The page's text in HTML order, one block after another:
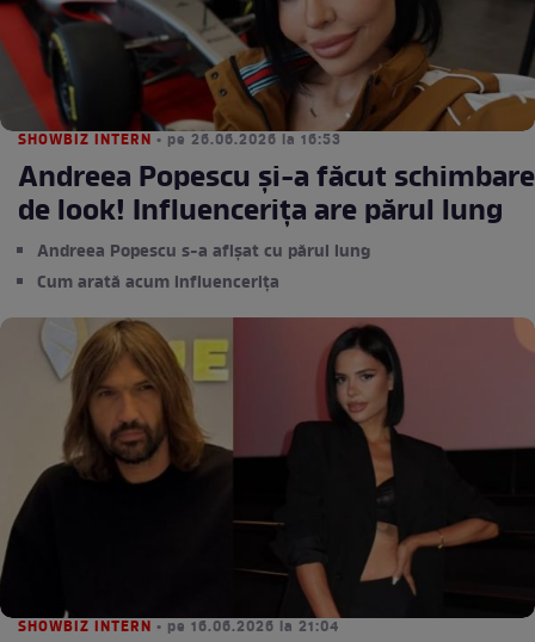
SHOWBIZ INTERN • pe 26.06.2026 la 16:53
Andreea Popescu și-a făcut schimbare
de look! Influencerița are părul lung
Andreea Popescu s-a afișat cu părul lung
Cum arată acum influencerița
SHOWBIZ INTERN • pe 16.06.2026 la 21:04